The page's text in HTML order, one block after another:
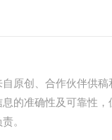
自原创、合作伙伴供
的准确性及可靠性
。